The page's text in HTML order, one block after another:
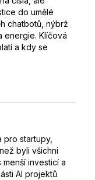
do umělé
chatbotů, nýbrž
energie. Klíčová
a kdy se
pro startupy,
byli všichni
investicí a
AI projektů